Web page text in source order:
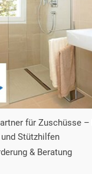
für Zuschüsse
Stützhilfen
& Beratung